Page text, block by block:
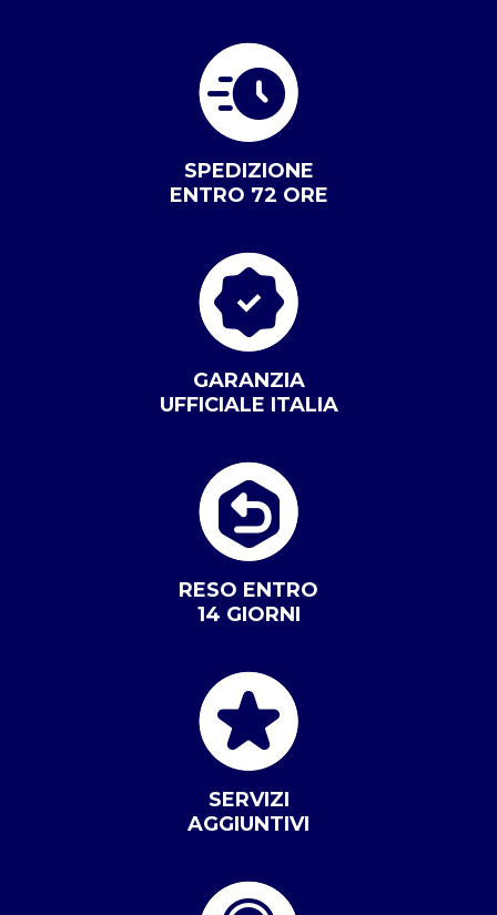
SPEDIZIONE
ENTRO 72 ORE
GARANZIA
UFFICIALE ITALIA
RESO ENTRO
14 GIORNI
SERVIZI
AGGIUNTIVI